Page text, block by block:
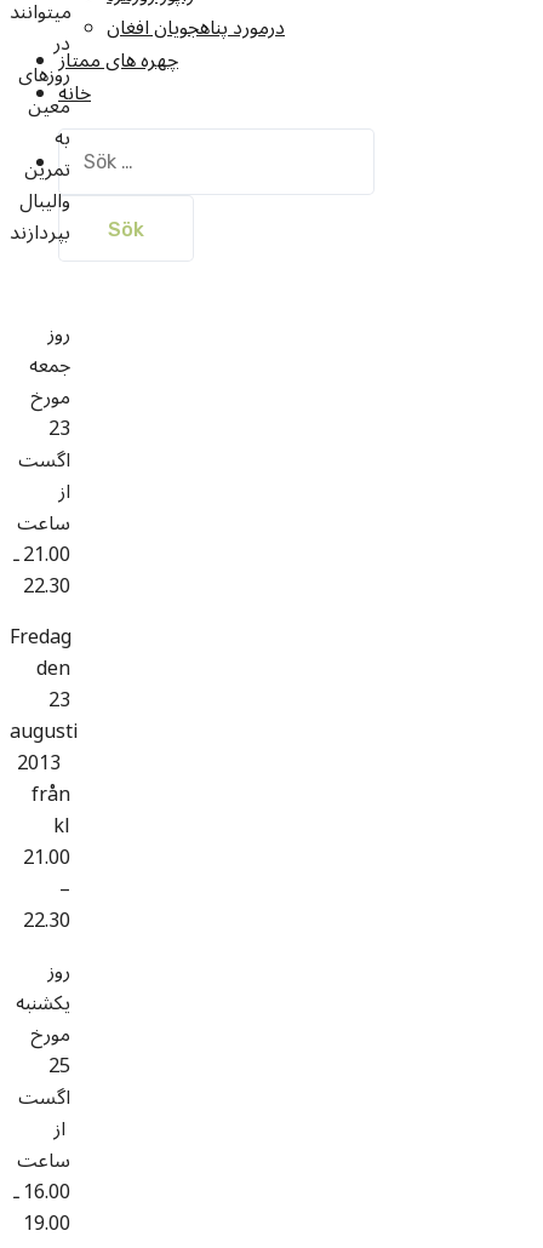
درمورد پناهجويان افغان
چهره های ممتاز
خانه
Sök
efter:
میتوانند
در
روزهای
معین
به
تمرین
والیبال
بپردازند
روز
جمعه
مورخ
23
اگست
از
ساعت
21.00 ـ
22.30
Fredag
den
23
augusti
2013
från
kl
21.00
–
22.30
روز
یکشنبه
مورخ
25
اگست
از
ساعت
16.00 ـ
19.00